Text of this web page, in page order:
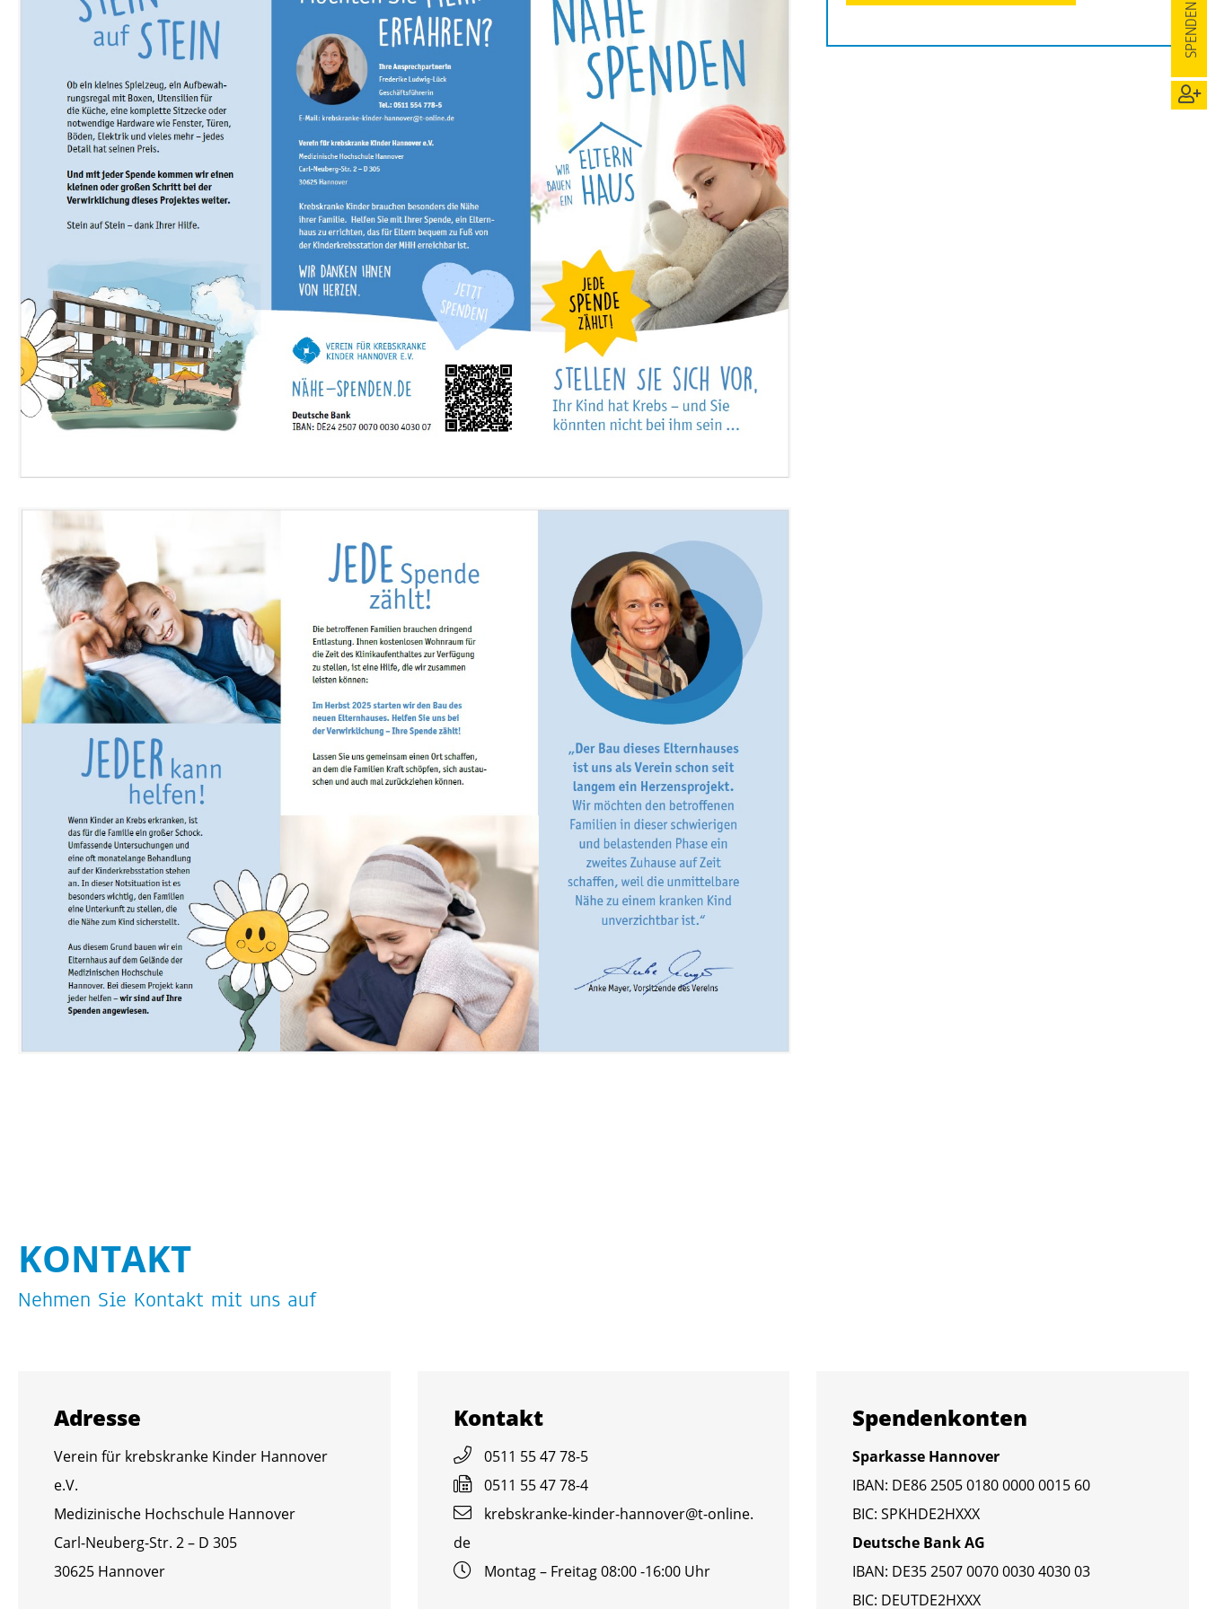
STA­TI­ON 62
BRÜ­CKEN­TEAM
MUT­PER­LEN
WALD­PI­RA­TEN
TRAU­ER­GRUP­PE
KON­TAKT
Neh­men Sie Kon­takt mit uns auf
Adres­se
Ver­ein für krebs­kran­ke Kin­der Han­no­ver
e.V.
Me­di­zi­ni­sche Hoch­schu­le Han­no­ver
Carl-Neu­berg-Str. 2 – D 305
30625 Han­no­ver
Kon­takt
0511 55 47 78-5
0511 55 47 78-4
krebs­kran­ke-kin­der-han­no­ver@​t-​online.​
de
Mon­tag – Frei­tag 08:00 -16:00 Uhr
Spen­den­kon­ten
Spar­kas­se Han­no­ver
IBAN: DE86 2505 0180 0000 0015 60
BIC: SPKHDE2HXXX
Deut­sche Bank AG
IBAN: DE35 2507 0070 0030 4030 03
BIC: DEUT­DE2HXXX